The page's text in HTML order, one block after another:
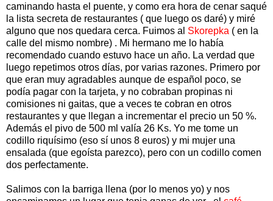
caminando hasta el puente, y como era hora de cenar saqué
la lista secreta de restaurantes ( que luego os daré) y miré
alguno que nos quedara cerca. Fuimos al Skorepka ( en la
calle del mismo nombre) . Mi hermano me lo había
recomendado cuando estuvo hace un año. La verdad que
luego repetimos otros días, por varias razones. Primero por
que eran muy agradables aunque de español poco, se
podía pagar con la tarjeta, y no cobraban propinas ni
comisiones ni gaitas, que a veces te cobran en otros
restaurantes y que llegan a incrementar el precio un 50 %.
Además el pivo de 500 ml valía 26 Ks. Yo me tome un
codillo riquísimo (eso sí unos 8 euros) y mi mujer una
ensalada (que egoísta parezco), pero con un codillo comen
dos perfectamente.
Salimos con la barriga llena (por lo menos yo) y nos